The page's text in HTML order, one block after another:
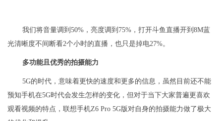
我们将音量调到50%，亮度调到75%，打开斗鱼直播开到8M蓝
光清晰度不间断看2个小时的直播，也只是掉电27%。
多功能且优秀的拍摄能力
5G的时代，意味着更快的速度和更多的信息，虽然目前还不能
预知手机在5G时代会发生怎样的变化，但对于当下大家普遍更喜欢
观看视频的特点，联想手机Z6 Pro 5G版对自身的拍摄能力做了极大